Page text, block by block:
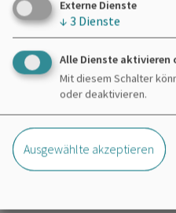
91720 Absberg
dem kleinen Brombachsee
Gasthaus ist an der
Externe Dienste
↓ 3 Dienste
Alle Dienste aktivieren
Mit diesem Schalter
oder deaktivieren.
Ausgewählte akzeptieren